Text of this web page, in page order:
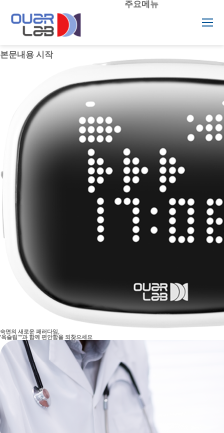
푸터 바로가기
주요메뉴
본문내용 시작
숙면의 새로운 패러다임,
'옥슬립™'과 함께 편안함을 되찾으세요